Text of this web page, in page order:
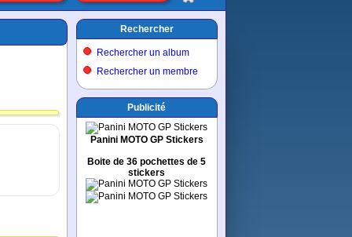
Rechercher
Rechercher un album
Rechercher un membre
Publicité
Panini MOTO GP Stickers
Boite de 36 pochettes de 5
stickers